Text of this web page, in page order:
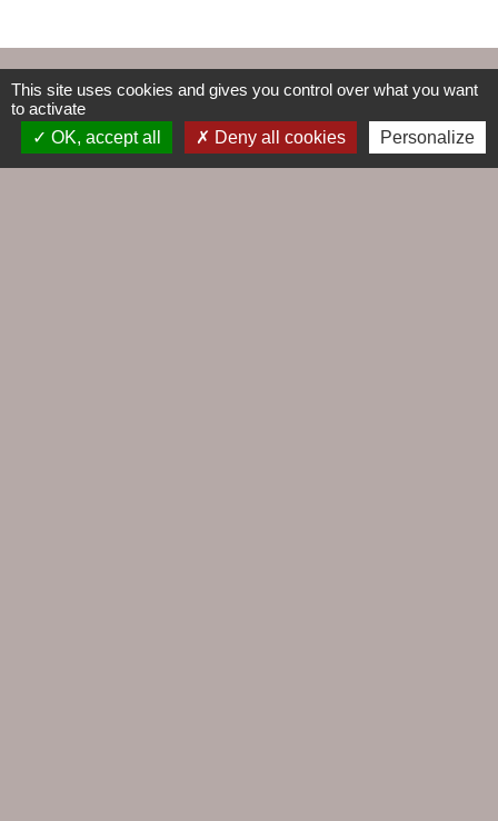
Contacts
Commune du Croisic
5, rue Jules Ferry
This site uses cookies and gives you control over what you want
to activate
OK, accept all
Deny all cookies Personalize